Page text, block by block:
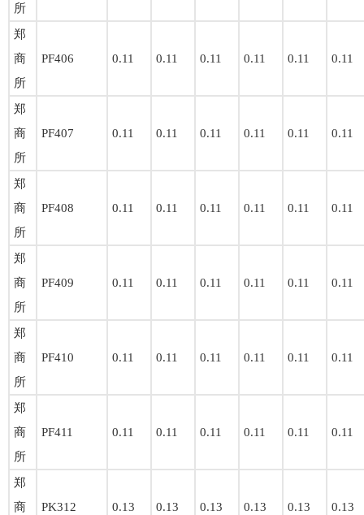
所
郑
商
所
PF406 0.11 0.11 0.11 0.11 0.11 0.11
郑
商
所
PF407 0.11 0.11 0.11 0.11 0.11 0.11
郑
商
所
PF408 0.11 0.11 0.11 0.11 0.11 0.11
郑
商
所
PF409 0.11 0.11 0.11 0.11 0.11 0.11
郑
商
所
PF410 0.11 0.11 0.11 0.11 0.11 0.11
郑
商
所
PF411 0.11 0.11 0.11 0.11 0.11 0.11
郑
商
PK312 0.13 0.13 0.13 0.13 0.13 0.13